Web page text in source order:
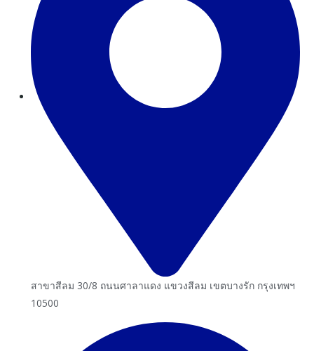
สาขาสีลม 30/8 ถนนศาลาแดง แขวงสีลม เขตบางรัก กรุงเทพฯ
10500